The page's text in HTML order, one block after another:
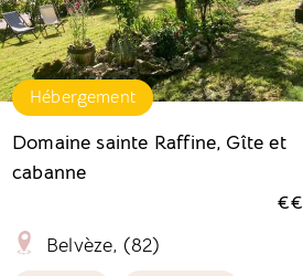
Hébergement
Domaine sainte Raffine, Gîte et
cabanne
€€
Belvèze, (82)